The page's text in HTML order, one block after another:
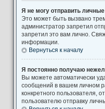
Я не могу отправить
Это может быть вызвано
администратор запретил
запретил это вам лично.
информации.
Вернуться к началу
Я постоянно получаю
Вы можете автоматически
сообщений в вашем личном
конкретного пользователя,
пользователю отправку